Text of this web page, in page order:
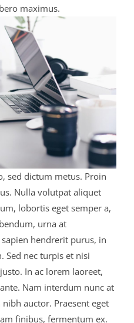
maximus.
sed dictum metus. Proin
Nulla volutpat aliquet
lobortis eget semper a,
urna at
hendrerit purus, in
Sed nec turpis et nisi
In ac lorem laoreet,
Nam interdum nunc at
auctor. Praesent eget
finibus, fermentum ex.